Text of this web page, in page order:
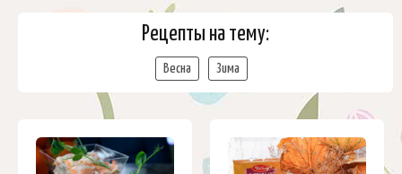
Рецепты на тему:
Весна Зима